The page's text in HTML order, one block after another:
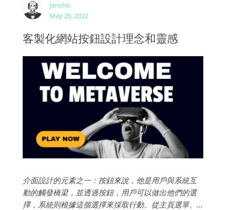
Jericho
May 26, 2022
客製化網站按鈕設計理念和靈感
介面設計的元素之一：按鈕來說，他是用戶與系統互
動的觸發橋梁，並透過按鈕，用戶可以做出他們的選
擇，系統則根據這個選擇來採取行動。從主頁選單、